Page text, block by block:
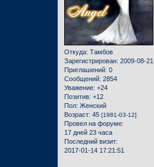
Откуда: Тамбов
Зарегистрирован: 2009-08-21
Приглашений: 0
Сообщений: 2854
Уважение: +24
Позитив: +12
Пол: Женский
Возраст: 45 [1981-03-12]
Провел на форуме:
17 дней 23 часа
Последний визит:
2017-01-14 17:21:51